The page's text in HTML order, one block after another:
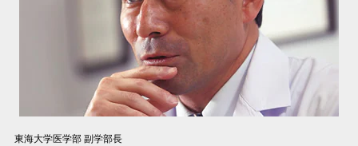
東海大学医学部 副学部長